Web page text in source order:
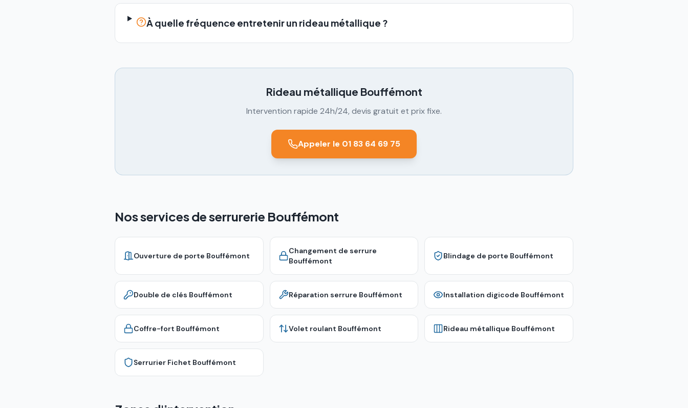
À quelle fréquence entretenir un rideau métallique ?
Rideau métallique Bouffémont
Intervention rapide 24h/24, devis gratuit et prix fixe.
Appeler le 01 83 64 69 75
Nos services de serrurerie Bouffémont
Ouverture de porte Bouffémont
Changement de serrure
Bouffémont
Blindage de porte Bouffémont
Double de clés Bouffémont Réparation serrure Bouffémont Installation digicode Bouffémont
Coffre-fort Bouffémont Volet roulant Bouffémont Rideau métallique Bouffémont
Serrurier Fichet Bouffémont